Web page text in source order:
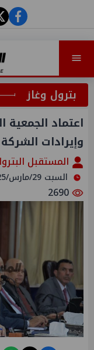
بترول وغاز
اعتماد الجمعية
وإيرادات الشركة تقفز ل
المستقبل
السبت 29/مارس/2025 - 07:00 م